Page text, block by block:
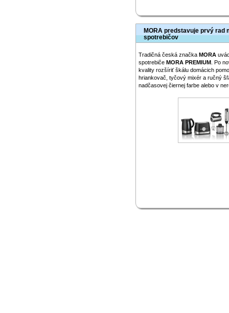
MORA predstavuje prvý rad
spotrebičov
Tradičná česká značka MORA
spotrebiče MORA PREMIUM . Po
kvality rozšíriť škálu domácich
hriankovač, tyčový mixér a ručný
nadčasovej čiernej farbe alebo v